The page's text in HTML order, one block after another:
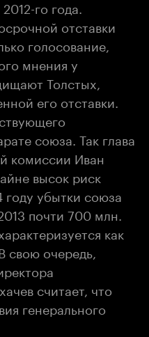
го года.
отставки
голосование,
мнения у
Толстых,
его отставки.
союза. Так глава
комиссии Иван
высок риск
году убытки союза
почти 700 млн.
как
свою очередь,
считает, что
генерального